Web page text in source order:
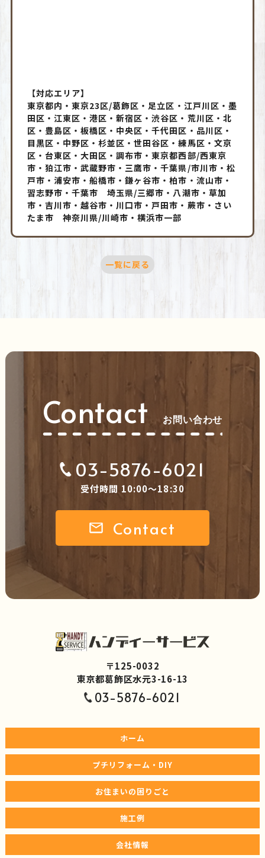
【対応エリア】
東京都内・東京23区/葛飾区・足立区・江戸川区・墨
田区・江東区・港区・新宿区・渋谷区・荒川区・北
区・豊島区・板橋区・中央区・千代田区・品川区・
目黒区・中野区・杉並区・世田谷区・練馬区・文京
区・台東区・大田区・調布市・東京都西部/西東京
市・狛江市・武蔵野市・三鷹市・千葉県/市川市・松
戸市・浦安市・船橋市・鎌ヶ谷市・柏市・流山市・
習志野市・千葉市 埼玉県/三郷市・八潮市・草加
市・吉川市・越谷市・川口市・戸田市・蕨市・さい
たま市 神奈川県/川崎市・横浜市一部
一覧に戻る
Contact お問い合わせ
03-5876-6021
受付時間 10:00～18:30
Contact
〒125-0032
東京都葛飾区水元3-16-13
03-5876-6021
ホーム
プチリフォーム・DIY
お住まいの困りごと
施工例
会社情報